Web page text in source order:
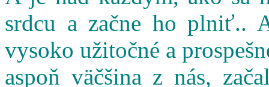
srdcu a začne ho plniť..
vysoko užitočné a
aspoň väčšina z nás,